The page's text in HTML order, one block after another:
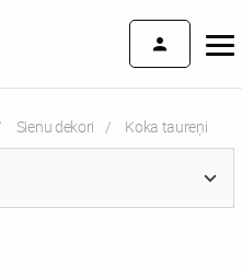
Sienu dekori Current:
Koka taureņi